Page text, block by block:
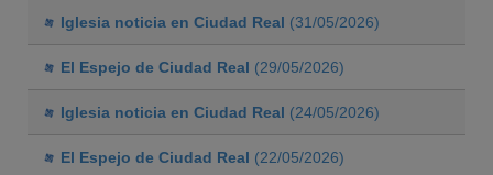
Iglesia noticia en Ciudad Real (31/05/2026)
El Espejo de Ciudad Real (29/05/2026)
Iglesia noticia en Ciudad Real (24/05/2026)
El Espejo de Ciudad Real (22/05/2026)